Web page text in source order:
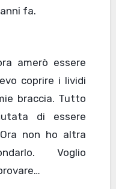
fa.
amerò essere
coprire i lividi
braccia. Tutto
di essere
non ho altra
Voglio